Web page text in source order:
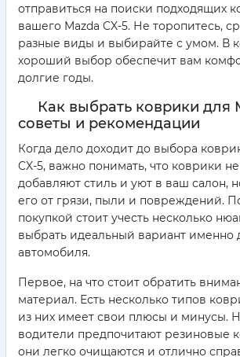
отправиться на поиски подходящих
вашего Mazda CX-5. Не торопитесь,
разные виды и выбирайте с умом. В
хороший выбор обеспечит вам
долгие годы.
Как выбрать коврики для
советы и рекомендации
Когда дело доходит до выбора
CX-5, важно понимать, что коврики
добавляют стиль и уют в ваш салон,
его от грязи, пыли и повреждений.
покупкой стоит учесть несколько
выбрать идеальный вариант именно
автомобиля.
Первое, на что стоит обратить
материал. Есть несколько типов
из них имеет свои плюсы и минусы.
водители предпочитают резиновые
они легко очищаются и отлично